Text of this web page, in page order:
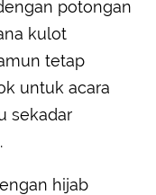
potongan
kulot
tetap
untuk acara
sekadar
hijab